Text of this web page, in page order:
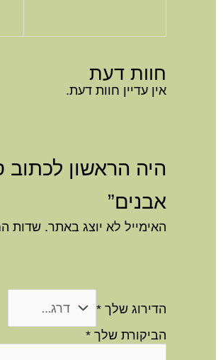
חוות דעת
אין עדיין חוות דעת.
היה הראשון
אבנים”
האימייל לא יוצג באתר. שדות
הדירוג שלך *
הביקורת שלך *